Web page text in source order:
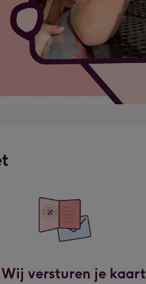
versturen je kaart